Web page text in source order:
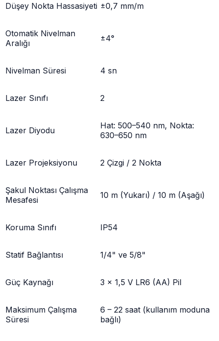
Düşey Nokta Hassasiyeti ±0,7 mm/m
Otomatik Nivelman
Aralığı
±4°
Nivelman Süresi 4 sn
Lazer Sınıfı 2
Lazer Diyodu
Hat: 500–540 nm, Nokta:
630–650 nm
Lazer Projeksiyonu 2 Çizgi / 2 Nokta
Şakul Noktası Çalışma
Mesafesi
10 m (Yukarı) / 10 m (Aşağı)
Koruma Sınıfı IP54
Statif Bağlantısı 1/4" ve 5/8"
Güç Kaynağı 3 x 1,5 V LR6 (AA) Pil
Maksimum Çalışma
Süresi
6 – 22 saat (kullanım moduna
bağlı)